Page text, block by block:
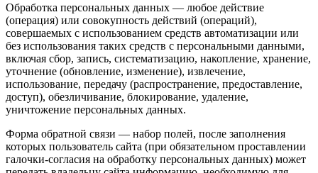
Обработка персональных данных — любое действие
(операция) или совокупность действий (операций),
совершаемых с использованием средств автоматизации или
без использования таких средств с персональными данными,
включая сбор, запись, систематизацию, накопление, хранение,
уточнение (обновление, изменение), извлечение,
использование, передачу (распространение, предоставление,
доступ), обезличивание, блокирование, удаление,
уничтожение персональных данных.
Форма обратной связи — набор полей, после заполнения
которых пользователь сайта (при обязательном проставлении
галочки-согласия на обработку персональных данных) может